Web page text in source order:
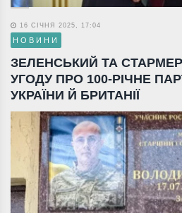
16 СІЧНЯ 2025, 17:04
НОВИНИ
ЗЕЛЕНСЬКИЙ ТА
УГОДУ ПРО 100-РІЧНЕ
УКРАЇНИ Й БРИТАНІЇ